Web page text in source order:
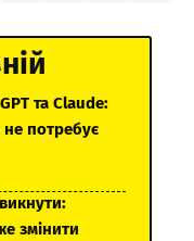
та Claude:
потребує
змінити